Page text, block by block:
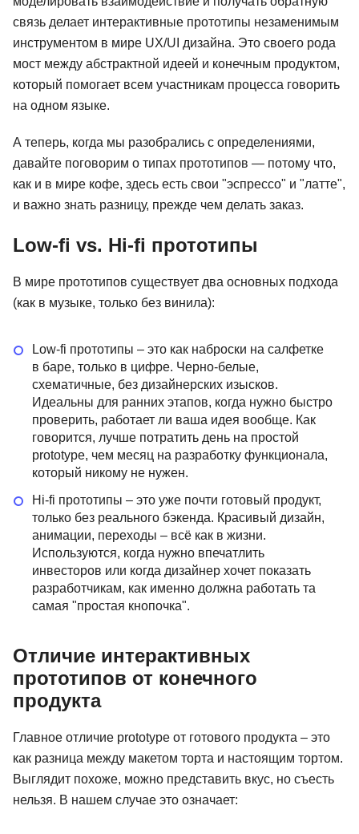
связь делает интерактивные прототипы незаменимым
инструментом в мире UX/UI дизайна. Это своего рода
мост между абстрактной идеей и конечным продуктом,
который помогает всем участникам процесса говорить
на одном языке.
А теперь, когда мы разобрались с определениями,
давайте поговорим о типах прототипов — потому что,
как и в мире кофе, здесь есть свои "эспрессо" и "латте",
и важно знать разницу, прежде чем делать заказ.
Low-fi vs. Hi-fi прототипы
В мире прототипов существует два основных подхода
(как в музыке, только без винила):
Low-fi прототипы – это как наброски на салфетке
в баре, только в цифре. Черно-белые,
схематичные, без дизайнерских изысков.
Идеальны для ранних этапов, когда нужно быстро
проверить, работает ли ваша идея вообще. Как
говорится, лучше потратить день на простой
prototype, чем месяц на разработку функционала,
который никому не нужен.
Hi-fi прототипы – это уже почти готовый продукт,
только без реального бэкенда. Красивый дизайн,
анимации, переходы – всё как в жизни.
Используются, когда нужно впечатлить
инвесторов или когда дизайнер хочет показать
разработчикам, как именно должна работать та
самая "простая кнопочка".
Отличие интерактивных
прототипов от конечного
продукта
Главное отличие prototype от готового продукта – это
как разница между макетом торта и настоящим тортом.
Выглядит похоже, можно представить вкус, но съесть
нельзя. В нашем случае это означает: